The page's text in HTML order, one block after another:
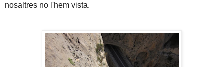
nosaltres no l'hem vista.